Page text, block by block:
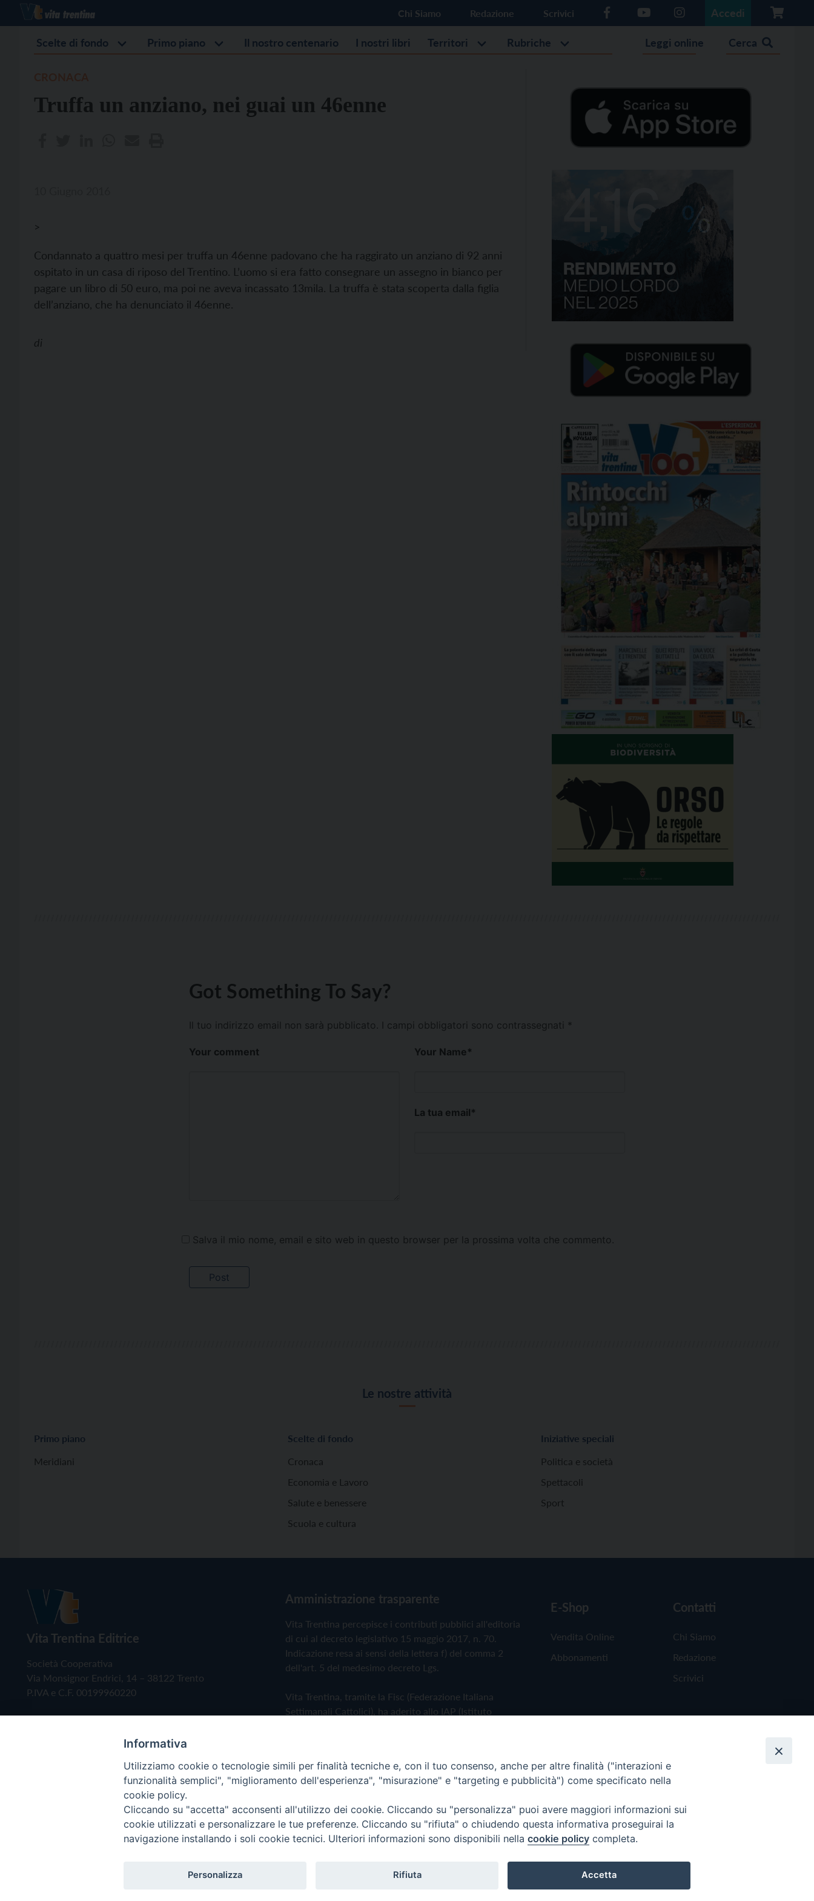
Chi Siamo Redazione Scrivici Accedi
Scelte di fondo Primo piano Il nostro centenario I nostri libri Territori Rubriche Leggi online Cerca
Truffa un anziano, nei guai un 46enne
>
Condannato a quattro mesi per truffa un 46enne padovano che ha raggirato un anziano di 92 anni
ospitato in un casa di riposo del Trentino. L’uomo si era fatto consegnare un assegno in bianco per
pagare un libro di 50 euro, ma poi ne aveva incassato 13mila. La truffa è stata scoperta dalla figlia
dell’anziano, che ha denunciato il 46enne.
di
Got Something To Say?
Il tuo indirizzo email non sarà pubblicato. I campi obbligatori sono contrassegnati *
Your comment Your Name*
La tua email*
Salva il mio nome, email e sito web in questo browser per la prossima volta che commento.
Le nostre attività
Primo piano
Meridiani
Scelte di fondo
Cronaca
Economia e Lavoro
Salute e benessere
Scuola e cultura
Iniziative speciali
Politica e società
Spettacoli
Sport
Vita Trentina Editrice
Società Cooperativa
Via Monsignor Endrici, 14 – 38122 Trento
P.IVA e C.F. 00199960220
Amministrazione trasparente
Vita Trentina percepisce i contributi pubblici all'editoria
di cui al decreto legislativo 15 maggio 2017, n. 70.
Indicazione resa ai sensi della lettera f) del comma 2
dell'art. 5 del medesimo decreto Lgs.
Vita Trentina, tramite la Fisc (Federazione Italiana
Settimanali Cattolici), ha aderito allo IAP (Istituto
Privacy Policy Cookie Policy
E-Shop
Vendita Online
Abbonamenti
Contatti
Chi Siamo
Redazione
Scrivici
Copyright © 2019 - Tutti i diritti riservati - Vita Trentina Editrice
Informativa
Utilizziamo cookie o tecnologie simili per finalità tecniche e, con il tuo consenso, anche per altre finalità ("interazioni e
funzionalità semplici", "miglioramento dell'esperienza", "misurazione" e "targeting e pubblicità") come specificato nella
cookie policy.
Cliccando su "accetta" acconsenti all'utilizzo dei cookie. Cliccando su "personalizza" puoi avere maggiori informazioni sui
cookie utilizzati e personalizzare le tue preferenze. Cliccando su "rifiuta" o chiudendo questa informativa proseguirai la
navigazione installando i soli cookie tecnici. Ulteriori informazioni sono disponibili nella cookie policy completa.
Personalizza Rifiuta Accetta